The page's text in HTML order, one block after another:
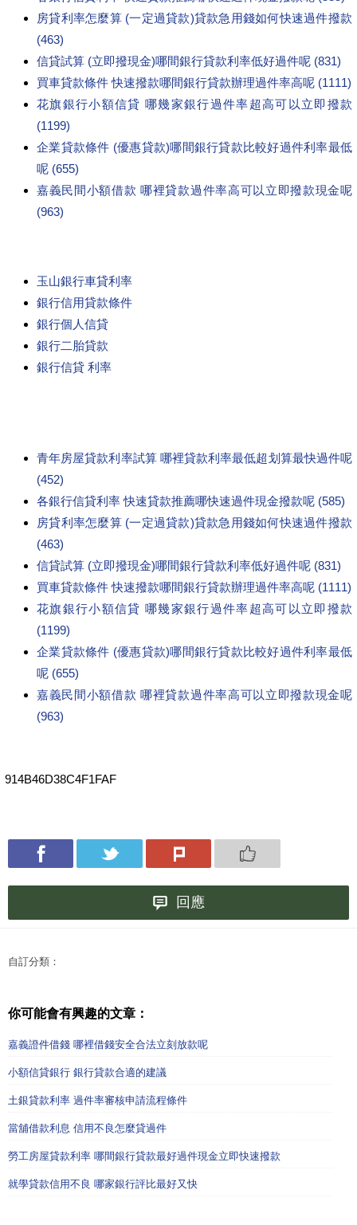
房貸利率怎麼算 (一定過貸款)貸款急用錢如何快速過件撥款
(463)
信貸試算 (立即撥現金)哪間銀行貸款利率低好過件呢 (831)
買車貸款條件 快速撥款哪間銀行貸款辦理過件率高呢 (1111)
花旗銀行小額信貸 哪幾家銀行過件率超高可以立即撥款
(1199)
企業貸款條件 (優惠貸款)哪間銀行貸款比較好過件利率最低
呢 (655)
嘉義民間小額借款 哪裡貸款過件率高可以立即撥款現金呢
(963)
玉山銀行車貸利率
銀行信用貸款條件
銀行個人信貸
銀行二胎貸款
銀行信貸 利率
青年房屋貸款利率試算 哪裡貸款利率最低超划算最快過件呢
(452)
各銀行信貸利率 快速貸款推薦哪快速過件現金撥款呢 (585)
房貸利率怎麼算 (一定過貸款)貸款急用錢如何快速過件撥款
(463)
信貸試算 (立即撥現金)哪間銀行貸款利率低好過件呢 (831)
買車貸款條件 快速撥款哪間銀行貸款辦理過件率高呢 (1111)
花旗銀行小額信貸 哪幾家銀行過件率超高可以立即撥款
(1199)
企業貸款條件 (優惠貸款)哪間銀行貸款比較好過件利率最低
呢 (655)
嘉義民間小額借款 哪裡貸款過件率高可以立即撥款現金呢
(963)
914B46D38C4F1FAF
回應
自訂分類：
你可能會有興趣的文章：
嘉義證件借錢 哪裡借錢安全合法立刻放款呢
小額信貸銀行 銀行貸款合適的建議
土銀貸款利率 過件率審核申請流程條件
當舖借款利息 信用不良怎麼貸過件
勞工房屋貸款利率 哪間銀行貸款最好過件現金立即快速撥款
就學貸款信用不良 哪家銀行評比最好又快